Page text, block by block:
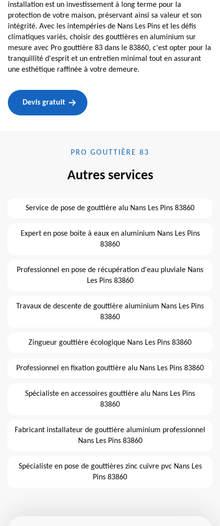
installation est un investissement à long terme pour la
protection de votre maison, préservant ainsi sa valeur et son
intégrité. Avec les intempéries de Nans Les Pins et les défis
climatiques variés, choisir des gouttières en aluminium sur
mesure avec Pro gouttière 83 dans le 83860, c'est opter pour la
tranquillité d'esprit et un entretien minimal tout en assurant
une esthétique raffinée à votre demeure.
Devis gratuit
PRO GOUTTIÈRE 83
Autres services
Service de pose de gouttière alu Nans Les Pins 83860
Expert en pose boite à eaux en aluminium Nans Les Pins
83860
Professionnel en pose de récupération d'eau pluviale Nans
Les Pins 83860
Travaux de descente de gouttière aluminium Nans Les Pins
83860
Zingueur gouttière écologique Nans Les Pins 83860
Professionnel en fixation gouttière alu Nans Les Pins 83860
Spécialiste en accessoires gouttière alu Nans Les Pins
83860
Fabricant installateur de gouttière aluminium professionnel
Nans Les Pins 83860
Spécialiste en pose de gouttières zinc cuivre pvc Nans Les
Pins 83860